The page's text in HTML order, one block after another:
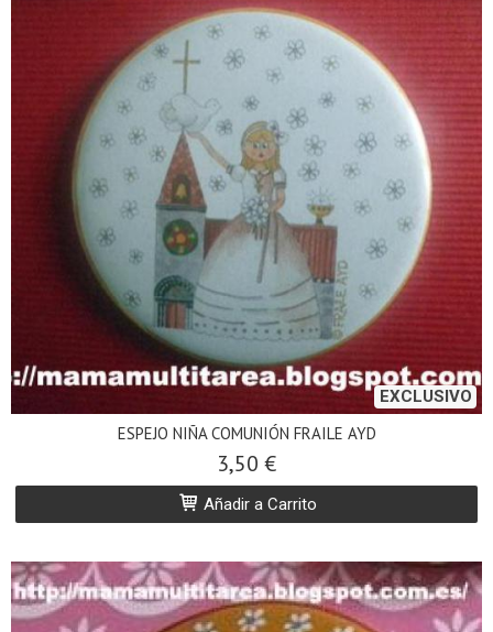
EXCLUSIVO
ESPEJO NIÑA COMUNIÓN FRAILE AYD
3,50 €
Añadir a Carrito